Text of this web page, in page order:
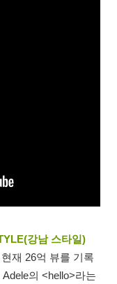
강남 스타일)
재 26억 뷰를 기록
의 <hello>라는